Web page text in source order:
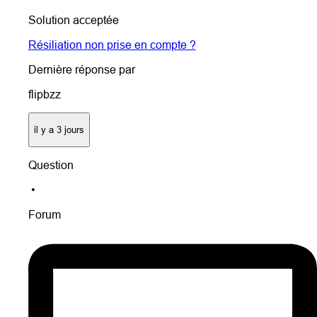
Solution acceptée
Résiliation non prise en compte ?
Dernière réponse par
flipbzz
il y a 3 jours
Question
•
Forum